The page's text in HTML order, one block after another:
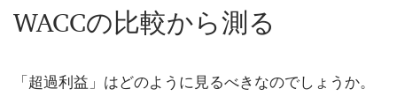
WACCの比較から測る
「超過利益」はどのように見るべきなのでしょうか。